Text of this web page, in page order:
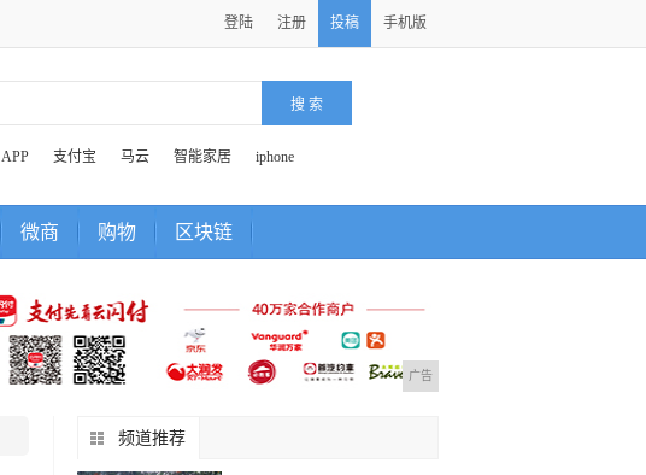
登陆 注册 投稿 手机版
APP 支付宝 马云 智能家居 iphone
微商 购物 区块链
广告
频道推荐